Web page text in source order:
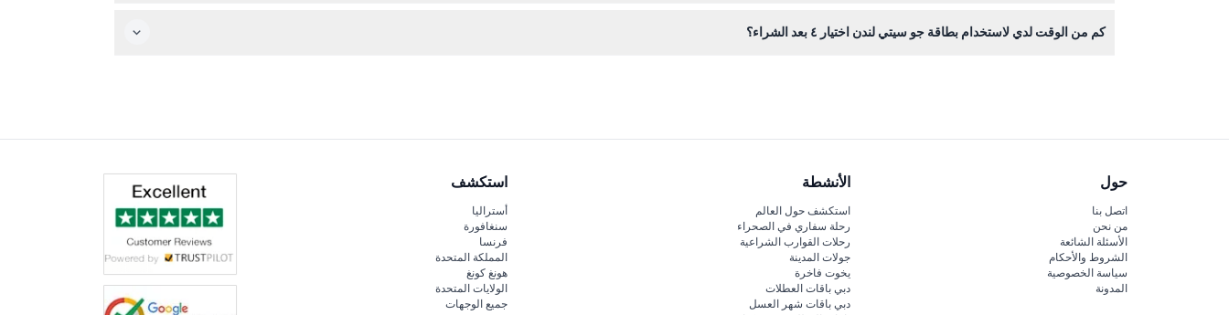
كم من الوقت لدي لاستخدام بطاقة جو سيتي لندن اختيار ٤ بعد الشراء؟
حول
اتصل بنا
من نحن
الأسئلة الشائعة
الشروط والأحكام
سياسة الخصوصية
المدونة
الأنشطة
استكشف حول العالم
رحلة سفاري في الصحراء
رحلات القوارب الشراعية
جولات المدينة
يخوت فاخرة
دبي باقات العطلات
دبي باقات شهر العسل
استكشف
أستراليا
سنغافورة
فرنسا
المملكة المتحدة
هونغ كونغ
الولايات المتحدة
جميع الوجهات